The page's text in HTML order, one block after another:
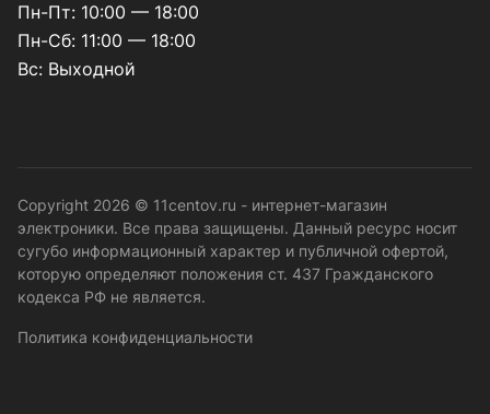
Пн-Пт: 10:00 — 18:00
Пн-Сб: 11:00 — 18:00
Вс: Выходной
Copyright 2026 © 11centov.ru - интернет-магазин
электроники. Все права защищены. Данный ресурс носит
сугубо информационный характер и публичной офертой,
которую определяют положения ст. 437 Гражданского
кодекса РФ не является.
Политика конфиденциальности